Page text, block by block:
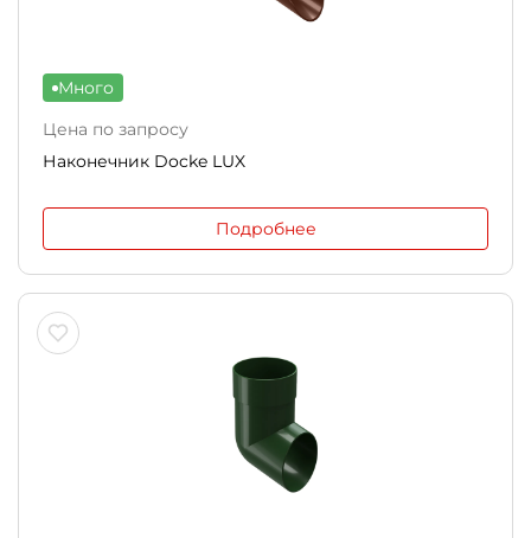
Много
Цена по запросу
Наконечник Docke LUX
Подробнее